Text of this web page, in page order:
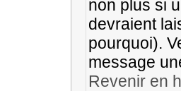
non plus si
devraient
pourquoi).
message
Revenir en